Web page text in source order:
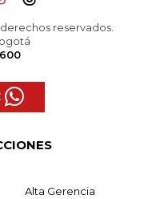
reservados.
Alta Gerencia